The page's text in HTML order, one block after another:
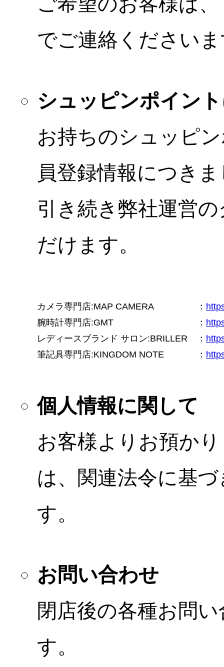
でご連絡ください
シュッピンポイン
お持ちのシュッピ
員登録情報につき
引き続き弊社運営
だけます。
カメラ専門店:MAP CAMERA ：
腕時計専門店:GMT
：
レディースブランド サロン:BRILLER
：
筆記具専門店:KINGDOM NOTE
：
個人情報に関して
お客様よりお預か
は、関連法令に基
す。
お問い合わせ
閉店後の各種お問
す。